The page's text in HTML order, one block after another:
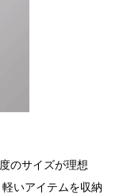
のサイズが理想
いアイテムを収納